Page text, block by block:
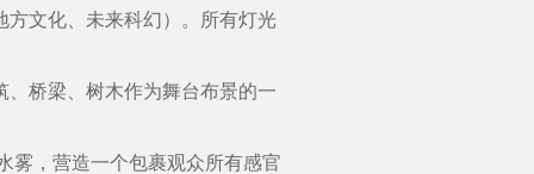
文化、未来科幻）。所有灯光
桥梁、树木作为舞台布景的一
，营造一个包裹观众所有感官